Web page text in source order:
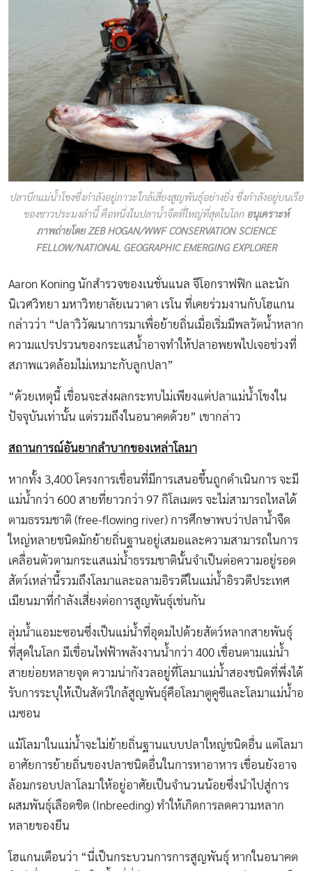
ปลาบึกแม่น้ำโขงซึ่งกำลังอยู่ภาวะใกล้เสี่ยงสูญพันธุ์อย่างยิ่ง ซึ่งกำลังอยู่บนเรือ
ของชาวประมงลำนี้ คือหนึ่งในปลาน้ำจืดที่ใหญ่ที่สุดในโลกอนุเคราะห์
ภาพถ่ายโดย ZEB HOGAN/WWF CONSERVATION SCIENCE
FELLOW/NATIONAL GEOGRAPHIC EMERGING EXPLORER
Aaron Koning นักสำรวจของเนชั่นแนล จีโอกราฟฟิก และนัก
นิเวศวิทยา มหาวิทยาลัยเนวาดา เรโน ที่เคยร่วมงานกับโฮแกน
กล่าวว่า “ปลาวิวัฒนาการมาเพื่อย้ายถิ่นเมื่อเริ่มมีพลวัตน้ำหลาก
ความแปรปรวนของกระแสน้ำอาจทำให้ปลาอพยพไปเจอช่วงที่
สภาพแวดล้อมไม่เหมาะกับลูกปลา”
“ด้วยเหตุนี้ เขื่อนจะส่งผลกระทบไม่เพียงแต่ปลาแม่น้ำโขงใน
ปัจจุบันเท่านั้น แต่รวมถึงในอนาคตด้วย” เขากล่าว
สถานการณ์อันยากลำบากของเหล่าโลมา
หากทั้ง 3,400 โครงการเขื่อนที่มีการเสนอขึ้นถูกดำเนินการ จะมี
แม่น้ำกว่า 600 สายที่ยาวกว่า 97 กิโลเมตร จะไม่สามารถไหลได้
ตามธรรมชาติ (free-flowing river) การศึกษาพบว่าปลาน้ำจืด
ใหญ่หลายชนิดมักย้ายถิ่นฐานอยู่เสมอและความสามารถในการ
เคลื่อนตัวตามกระแสแม่น้ำธรรมชาตินั้นจำเป็นต่อความอยู่รอด
สัตว์เหล่านี้รวมถึงโลมาและฉลามอิรวดีในแม่น้ำอิรวดีประเทศ
เมียนมาที่กำลังเสี่ยงต่อการสูญพันธุ์เช่นกัน
ลุ่มน้ำแอมะซอนซึ่งเป็นแม่น้ำที่อุดมไปด้วยสัตว์หลากสายพันธุ์
ที่สุดในโลก มีเขื่อนไฟฟ้าพลังงานน้ำกว่า 400 เขื่อนตามแม่น้ำ
สายย่อยหลายจุด ความน่ากังวลอยู่ที่โลมาแม่น้ำสองชนิดที่พึ่งได้
รับการระบุให้เป็นสัตว์ใกล้สูญพันธุ์คือโลมาตูคูซีและโลมาแม่น้ำอ
เมซอน
แม้โลมาในแม่น้ำจะไม่ย้ายถิ่นฐานแบบปลาใหญ่ชนิดอื่น แต่โลมา
อาศัยการย้ายถิ่นของปลาชนิดอื่นในการหาอาหาร เขื่อนยังอาจ
ล้อมกรอบปลาโลมาให้อยู่อาศัยเป็นจำนวนน้อยซึ่งนำไปสู่การ
ผสมพันธุ์เลือดชิด (Inbreeding) ทำให้เกิดการลดความหลาก
หลายของยีน
โฮแกนเตือนว่า “นี่เป็นกระบวนการการสูญพันธุ์ หากในอนาคต